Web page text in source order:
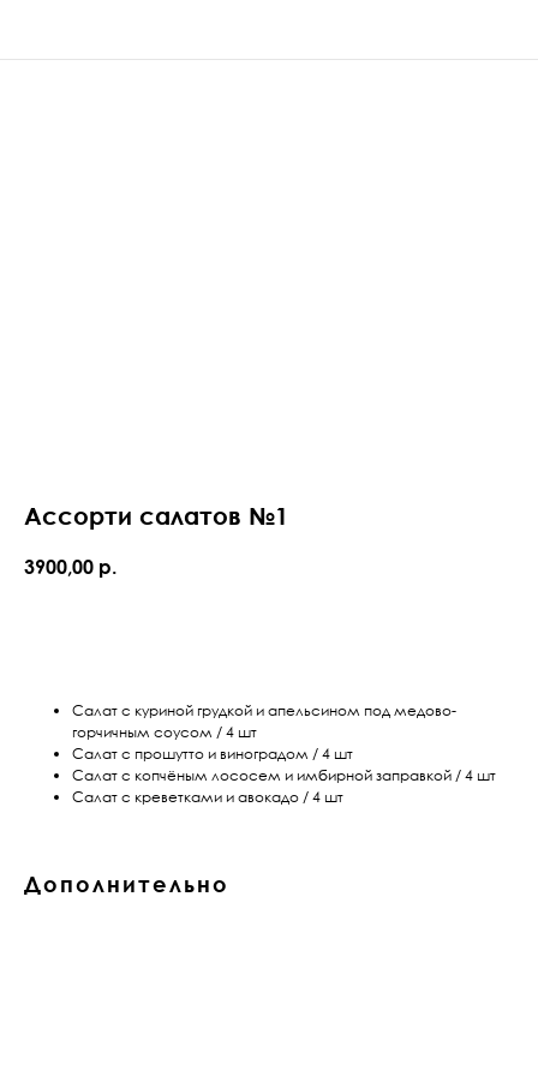
Ассорти салатов №1
3900,00 р.
Салат с куриной грудкой и апельсином под медово-
горчичным соусом / 4 шт
Салат с прошутто и виноградом / 4 шт
Салат с копчёным лососем и имбирной заправкой / 4 шт
Салат с креветками и авокадо / 4 шт
Дополнительно